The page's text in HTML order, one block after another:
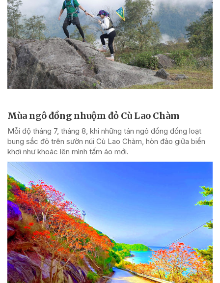
Mùa ngô đồng nhuộm đỏ Cù Lao Chàm
Mỗi độ tháng 7, tháng 8, khi những tán ngô đồng đồng loạt
bung sắc đỏ trên sườn núi Cù Lao Chàm, hòn đảo giữa biển
khơi như khoác lên mình tấm áo mới.